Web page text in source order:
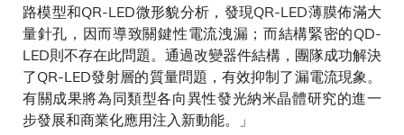
路模型和QR-LED微形貌分析，發現QR-LED薄膜佈滿大
量針孔，因而導致關鍵性電流洩漏；而結構緊密的QD-
LED則不存在此問題。通過改變器件結構，團隊成功解決
了QR-LED發射層的質量問題，有效抑制了漏電流現象。
有關成果將為同類型各向異性發光納米晶體研究的進一
步發展和商業化應用注入新動能。」